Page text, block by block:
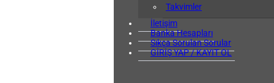
Takvimler
İletişim
Banka Hesapları
Sıkça Sorulan Sorular
GİRİŞ YAP / KAYIT OL